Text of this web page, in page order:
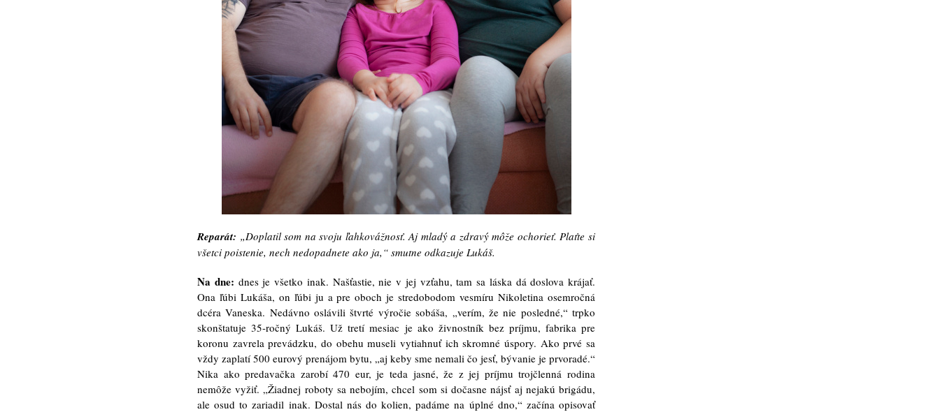
Reparát: „Doplatil som na svoju ľahkovážnosť. Aj mladý a zdravý môže ochorieť. Plaťte si
všetci poistenie, nech nedopadnete ako ja,“ smutne odkazuje Lukáš.
Na dne: dnes je všetko inak. Našťastie, nie v jej vzťahu, tam sa láska dá doslova krájať.
Ona ľúbi Lukáša, on ľúbi ju a pre oboch je stredobodom vesmíru Nikoletina osemročná
dcéra Vaneska. Nedávno oslávili štvrté výročie sobáša, „verím, že nie posledné,“ trpko
skonštatuje 35-ročný Lukáš. Už tretí mesiac je ako živnostník bez príjmu, fabrika pre
koronu zavrela prevádzku, do obehu museli vytiahnuť ich skromné úspory. Ako prvé sa
vždy zaplatí 500 eurový prenájom bytu, „aj keby sme nemali čo jesť, bývanie je prvoradé.“
Nika ako predavačka zarobí 470 eur, je teda jasné, že z jej príjmu trojčlenná rodina
nemôže vyžiť. „Žiadnej roboty sa nebojím, chcel som si dočasne nájsť aj nejakú brigádu,
ale osud to zariadil inak. Dostal nás do kolien, padáme na úplné dno,“ začína opisovať